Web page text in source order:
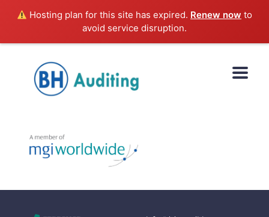
Hosting plan for this site has expired. Renew now to
avoid service disruption.